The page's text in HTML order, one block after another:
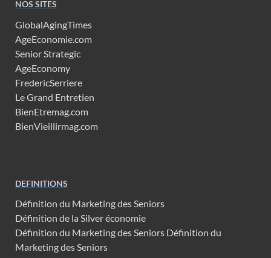
NOS SITES
GlobalAgingTimes
AgeEconomie.com
Senior Strategic
AgeEconomy
FredericSerriere
Le Grand Entretien
BienEtremag.com
BienVieillirmag.com
DEFINITIONS
Définition du Marketing des Seniors
Définition de la Silver économie
Définition du Marketing des Seniors Définition du
Marketing des Seniors